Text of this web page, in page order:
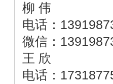
柳 伟
电话：
微信：
王 欣
电话：